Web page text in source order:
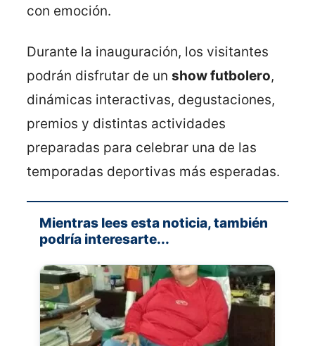
con emoción.
Durante la inauguración, los visitantes
podrán disfrutar de un show futbolero,
dinámicas interactivas, degustaciones,
premios y distintas actividades
preparadas para celebrar una de las
temporadas deportivas más esperadas.
Mientras lees esta noticia, también
podría interesarte...